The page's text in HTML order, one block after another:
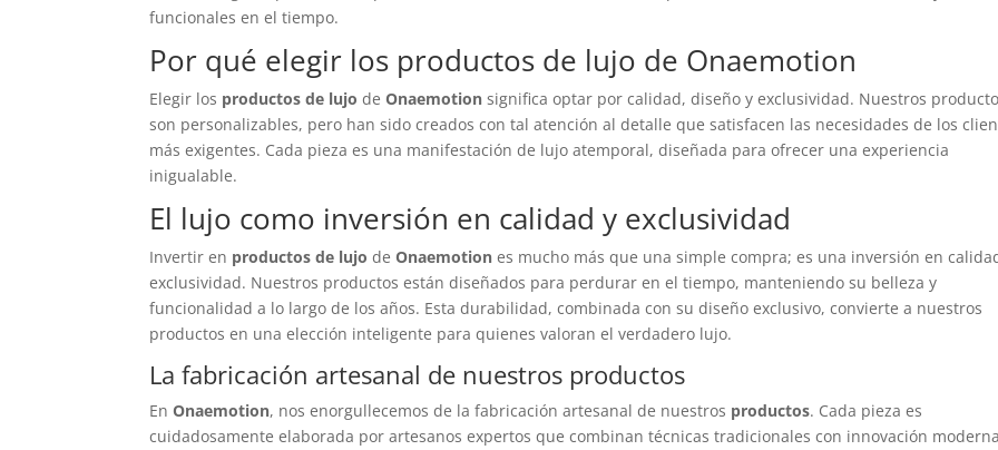
funcionales en el tiempo.
Por qué elegir los productos de lujo de Onaemotion
Elegir los productos de lujo deOnaemotion significa optar por calidad, diseño y exclusividad. Nuestros
son personalizables, pero han sido creados con tal atención al detalle que satisfacen las necesidades de los
más exigentes. Cada pieza es una manifestación de lujo atemporal, diseñada para ofrecer una experiencia
inigualable.
El lujo como inversión en calidad y exclusividad
Invertir en productos de lujo deOnaemotion es mucho más que una simple compra; es una inversión en
exclusividad. Nuestros productos están diseñados para perdurar en el tiempo, manteniendo su belleza y
funcionalidad a lo largo de los años. Esta durabilidad, combinada con su diseño exclusivo, convierte a nuestros
productos en una elección inteligente para quienes valoran el verdadero lujo.
La fabricación artesanal de nuestros productos
EnOnaemotion, nos enorgullecemos de la fabricación artesanal de nuestros productos. Cada pieza es
cuidadosamente elaborada por artesanos expertos que combinan técnicas tradicionales con innovación